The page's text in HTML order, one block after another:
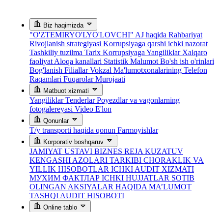
Biz haqimizda
"O'ZTEMIRYO'LYO'LOVCHI" AJ haqida Rahbariyat
Rivojlanish strategiyasi Korrupsiyaga qarshi ichki nazorat
Tashkiliy tuzilma Tarix Korrupsiyaga Yangiliklar Xalqaro
faoliyat Aloqa kanallari Statistik Malumot Bo'sh ish o'rinlari
Bog'lanish FiliallarVokzal Ma'lumotxonalarining Telefon
Raqamlari Fuqarolar Murojaati
Matbuot xizmati
YangiliklarTenderlarPoyezdlar va vagonlarning
fotogalereyasi Video E'lon
Qonunlar
T/y transporti haqida qonun Farmoyishlar
Korporativ boshqaruv
JAMIYAT USTAVI BIZNES REJA KUZATUV
KENGASHI AZOLARI TARKIBI CHORAKLIK VA
YILLIK HISOBOTLAR ICHKI AUDIT XIZMATI
МУХИМ ФАКТЛАР ICHKI HUJJATLAR SOTIB
OLINGAN AKSIYALAR HAQIDA MA’LUMOT
TASHQI AUDIT HISOBOTI
Online tablo